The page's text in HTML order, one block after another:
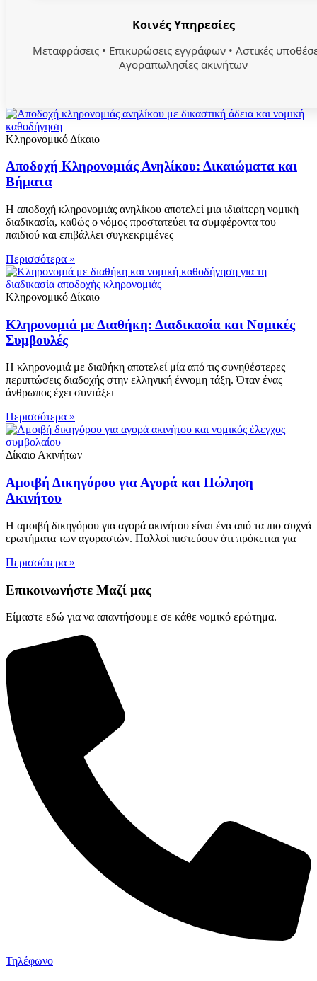
Κοινές Υπηρεσίες
Μεταφράσεις • Επικυρώσεις εγγράφων • Αστικές
Αγοραπωλησίες ακινήτων
Κληρονομικό Δίκαιο
Αποδοχή Κληρονομιάς Ανηλίκου: Δικαιώματα και
Βήματα
Η αποδοχή κληρονομιάς ανηλίκου αποτελεί μια ιδιαίτερη νομική
διαδικασία, καθώς ο νόμος προστατεύει τα συμφέροντα του
παιδιού και επιβάλλει συγκεκριμένες
Περισσότερα »
Κληρονομικό Δίκαιο
Κληρονομιά με Διαθήκη: Διαδικασία και Νομικές
Συμβουλές
Η κληρονομιά με διαθήκη αποτελεί μία από τις συνηθέστερες
περιπτώσεις διαδοχής στην ελληνική έννομη τάξη. Όταν ένας
άνθρωπος έχει συντάξει
Περισσότερα »
Δίκαιο Ακινήτων
Αμοιβή Δικηγόρου για Αγορά και Πώληση
Ακινήτου
Η αμοιβή δικηγόρου για αγορά ακινήτου είναι ένα από τα πιο συχνά
ερωτήματα των αγοραστών. Πολλοί πιστεύουν ότι πρόκειται για
Περισσότερα »
Επικοινωνήστε Μαζί μας
Είμαστε εδώ για να απαντήσουμε σε κάθε νομικό ερώτημα.
Τηλέφωνο